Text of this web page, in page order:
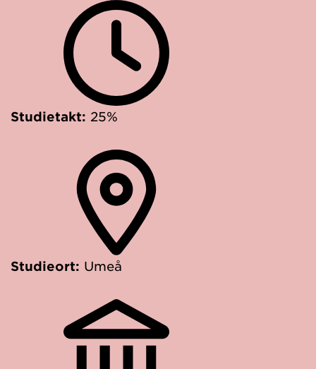
Studietakt: 25%
Studieort: Umeå